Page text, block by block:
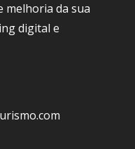
melhoria da sua
digital e